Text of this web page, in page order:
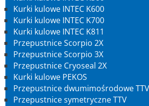
Kurki kulowe INTEC K600
Kurki kulowe INTEC K700
Kurki kulowe INTEC K811
Przepustnice Scorpio 2X
Przepustnice Scorpio 3X
Przepustnice Cryoseal 2X
Kurki kulowe PEKOS
Przepustnice dwumimośrodowe
Przepustnice symetryczne TTV